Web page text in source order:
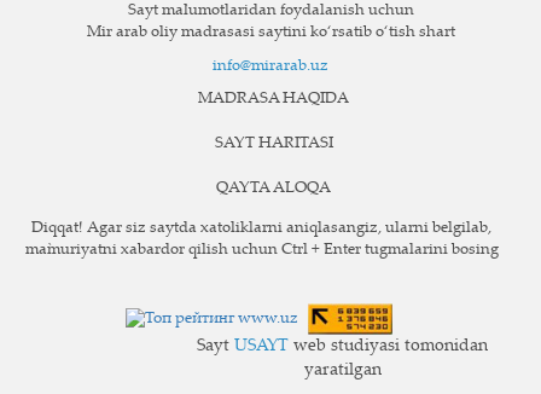
Sayt ma`lumotlaridan foydalanish uchun
Mir arab oliy madrasasi saytini ko‘rsatib o‘tish shart
info@mirarab.uz
MADRASA HAQIDA
SAYT HARITASI
QAYTA ALOQA
Diqqat! Agar siz saytda xatoliklarni aniqlasangiz, ularni belgilab,
ma`muriyatni xabardor qilish uchun Ctrl + Enter tugmalarini bosing
Sayt USAYT web studiyasi tomonidan
yaratilgan